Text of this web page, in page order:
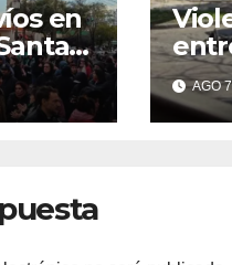
en
AGO